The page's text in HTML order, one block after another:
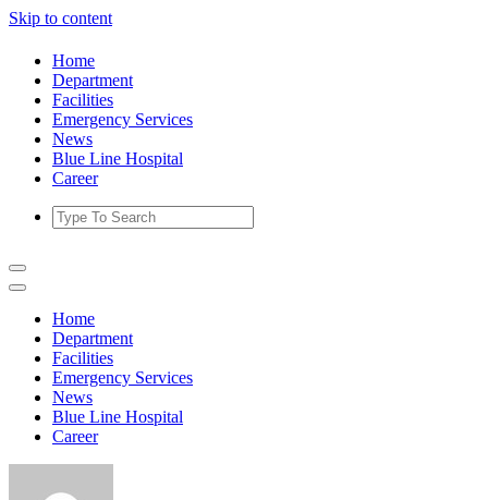
Skip to content
Home
Department
Facilities
Emergency Services
News
Blue Line Hospital
Career
Home
Department
Facilities
Emergency Services
News
Blue Line Hospital
Career